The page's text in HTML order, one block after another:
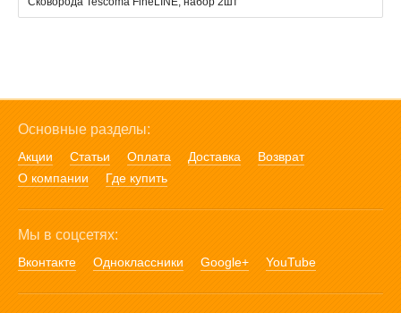
Основные разделы:
Акции Статьи Оплата Доставка
Возврат
О компании
Где купить
Мы в соцсетях:
Вконтакте Одноклассники Google+ YouTube